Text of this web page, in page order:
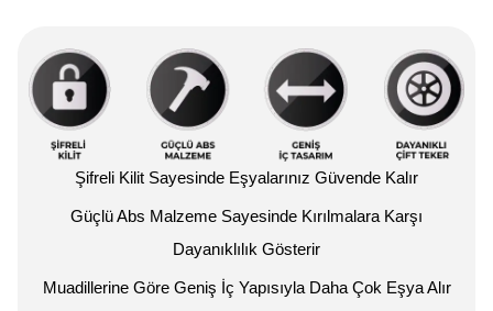
Şifreli Kilit Sayesinde Eşyalarınız Güvende Kalır
Güçlü Abs Malzeme Sayesinde Kırılmalara Karşı
Dayanıklılık Gösterir
Muadillerine Göre Geniş İç Yapısıyla Daha Çok Eşya Alır